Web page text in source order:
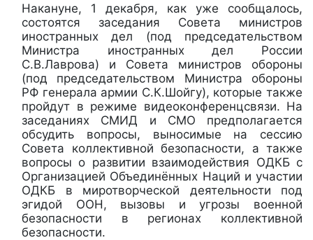
Накануне, 1 декабря, как уже сообщалось,
состоятся заседания Совета министров
иностранных дел (под председательством
Министра иностранных дел России
С.В.Лаврова) и Совета министров обороны
(под председательством Министра обороны
РФ генерала армии С.К.Шойгу), которые также
пройдут в режиме видеоконференцсвязи. На
заседаниях СМИД и СМО предполагается
обсудить вопросы, выносимые на сессию
Совета коллективной безопасности, а также
вопросы о развитии взаимодействия ОДКБ с
Организацией Объединённых Наций и участии
ОДКБ в миротворческой деятельности под
эгидой ООН, вызовы и угрозы военной
безопасности в регионах коллективной
безопасности.